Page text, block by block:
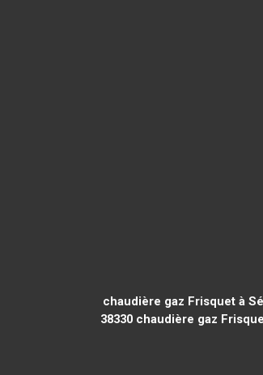
chaudière gaz Frisquet à
38330chaudière gaz